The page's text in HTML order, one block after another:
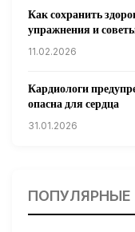
Как сохранить
упражнения и
11.02.2026
Кардиологи
опасна для сердца
31.01.2026
31.01.2026